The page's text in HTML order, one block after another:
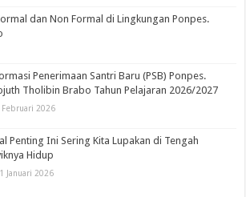
dan Non Formal di Lingkungan Ponpes.
Penerimaan Santri Baru (PSB) Ponpes.
Tholibin Brabo Tahun Pelajaran 2026/2027
Februari 2026
Penting Ini Sering Kita Lupakan di Tengah
Hidup
Januari 2026